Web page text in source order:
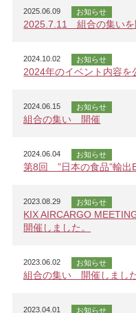
2025.06.09 お知らせ
2025.7.11 組合の集いを
2024.10.02 お知らせ
2024年のイベント内容を
2024.06.15 お知らせ
組合の集い 開催
2024.06.04 お知らせ
第8回 ”日本の食品”輸出
2023.08.29 お知らせ
KIX AIRCARGO
開催しました。
2023.06.02 お知らせ
組合の集い 開催しました
2023.04.01 お知らせ